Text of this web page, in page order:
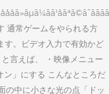
通常ゲームをやられる方
す。ビデオ入力で有効かど
言えば、 ・映像メニュー
ン」にする こんなところだ
の中に小さな光の点「ドッ